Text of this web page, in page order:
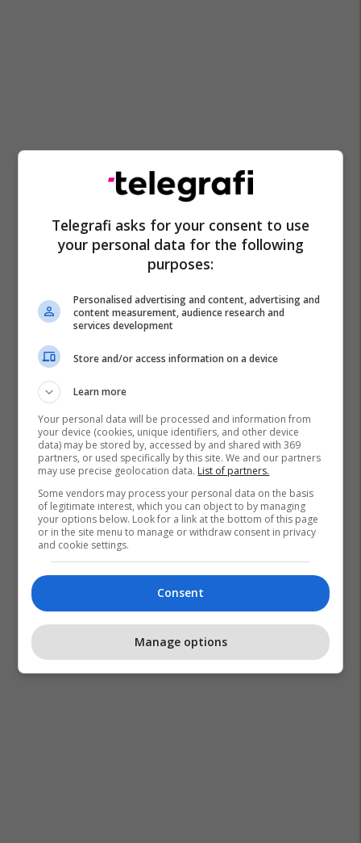
Telegrafi asks for your consent to use
your personal data for the following
purposes:
Personalised advertising and content, advertising and
content measurement, audience research and
services development
Store and/or access information on a device
Learn more
Your personal data will be processed and information from
your device (cookies, unique identifiers, and other device
data) may be stored by, accessed by and shared with 369
partners, or used specifically by this site. We and our partners
may use precise geolocation data. List of partners.
Some vendors may process your personal data on the basis
of legitimate interest, which you can object to by managing
your options below. Look for a link at the bottom of this page
or in the site menu to manage or withdraw consent in privacy
and cookie settings.
Consent
Manage options